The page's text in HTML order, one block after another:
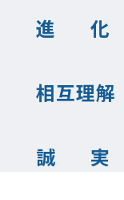
進 化
相互理解
誠 実